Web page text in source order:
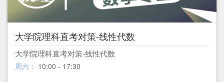
大学院理科直考对策-线性代数
大学院理科直考对策-线性代数
周六： 10:00 - 17:30